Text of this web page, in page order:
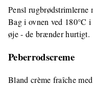
Pensl rugbrødstrimlerne
Bag i ovnen ved 180°C
øje - de brænder hurtigt.
Peberrodscreme
Bland crème fraîche